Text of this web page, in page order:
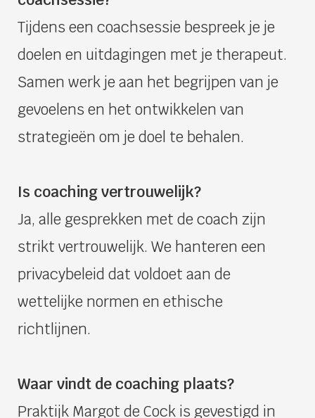
Tijdens een coachsessie bespreek je je
doelen en uitdagingen met je therapeut.
Samen werk je aan het begrijpen van je
gevoelens en het ontwikkelen van
strategieën om je doel te behalen.
Is coaching vertrouwelijk?
Ja, alle gesprekken met de coach zijn
strikt vertrouwelijk. We hanteren een
privacybeleid dat voldoet aan de
wettelijke normen en ethische
richtlijnen.
Waar vindt de coaching plaats?
Praktijk Margot de Cock is gevestigd in